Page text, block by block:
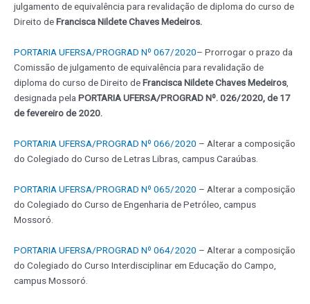
julgamento de equivalência para revalidação de diploma do curso de
Direito deFrancisca Nildete Chaves Medeiros.
PORTARIA UFERSA/PROGRAD Nº 067/2020– Prorrogar o prazo da
Comissão de julgamento de equivalência para revalidação de
diploma do curso de Direito deFrancisca Nildete Chaves Medeiros
designada pela PORTARIA UFERSA/PROGRAD Nº. 026/2020, de 17
de fevereiro de 2020.
PORTARIA UFERSA/PROGRAD Nº 066/2020 – Alterar a composição
do Colegiado do Curso de Letras Libras, campus Caraúbas.
PORTARIA UFERSA/PROGRAD Nº 065/2020 – Alterar a composição
do Colegiado do Curso de Engenharia de Petróleo, campus
Mossoró.
PORTARIA UFERSA/PROGRAD Nº 064/2020 – Alterar a composição
do Colegiado do Curso Interdisciplinar em Educação do Campo,
campus Mossoró.